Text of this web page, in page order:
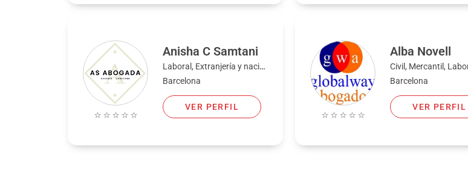
Anisha C Samtani
Laboral, Extranjería y nacionalidad
Barcelona
VER PERFIL
Alba Novell
Barcelona
VER PERFIL